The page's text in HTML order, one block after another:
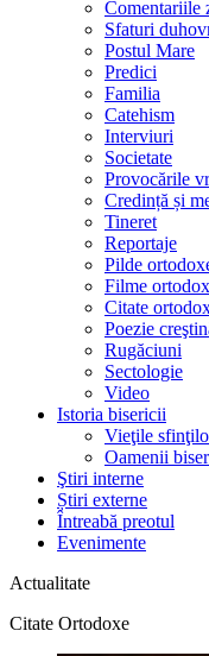
Comentariile
Sfaturi
Postul Mare
Predici
Familia
Catehism
Interviuri
Societate
Provocările
Credință și
Tineret
Reportaje
Pilde
Filme
Citate
Poezie
Rugăciuni
Sectologie
Video
Istoria bisericii
Vieţile
Oamenii
Ştiri interne
Știri externe
Întreabă preotul
Evenimente
Actualitate
Citate Ortodoxe